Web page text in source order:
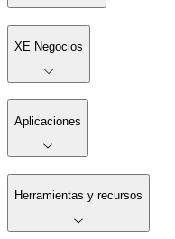
XE Negocios
Aplicaciones
Herramientas y recursos